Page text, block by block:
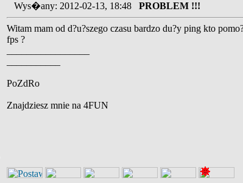
Wys�any: 2012-02-13, 18:48 PROBLEM !!!
Witam mam od d?u?szego czasu bardzo du?y ping kto
fps ?
PoZdRo
Znajdziesz mnie na 4FUN